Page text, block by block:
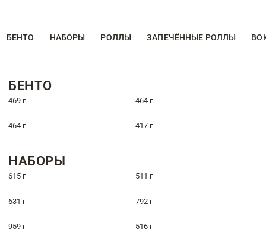
БЕНТО НАБОРЫ РОЛЛЫ ЗАПЕЧЁННЫЕ РОЛЛЫ
БЕНТО
469 г 464 г
464 г 417 г
НАБОРЫ
615 г 511 г
631 г 792 г
959 г 516 г